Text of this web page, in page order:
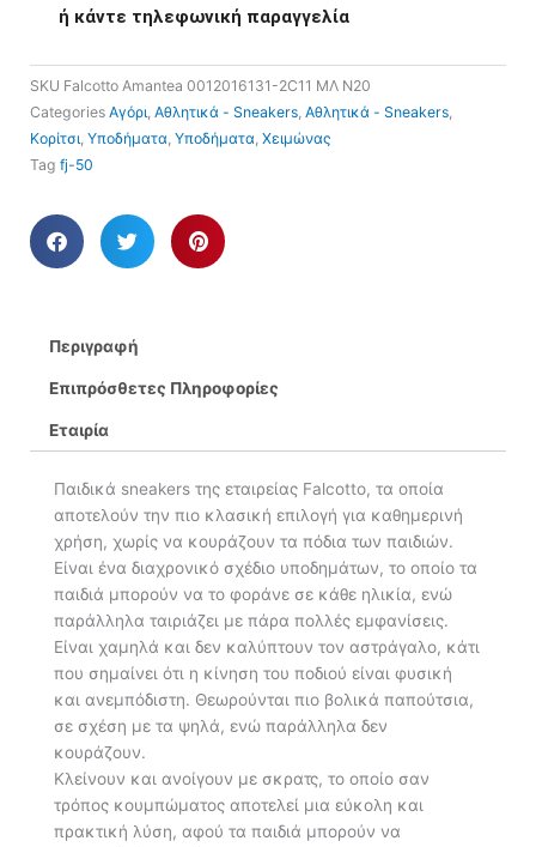
ή κάντε τηλεφωνική παραγγελία
SKU Falcotto Amantea 0012016131-2C11 ΜΛ Ν20
Categories Αγόρι, Αθλητικά - Sneakers, Αθλητικά - Sneakers,
Κορίτσι, Υποδήματα, Υποδήματα, Χειμώνας
Tag fj-50
Περιγραφή
Επιπρόσθετες Πληροφορίες
Εταιρία
Παιδικά sneakers της εταιρείας Falcotto, τα οποία
αποτελούν την πιο κλασική επιλογή για καθημερινή
χρήση, χωρίς να κουράζουν τα πόδια των παιδιών.
Είναι ένα διαχρονικό σχέδιο υποδημάτων, το οποίο τα
παιδιά μπορούν να το φοράνε σε κάθε ηλικία, ενώ
παράλληλα ταιριάζει με πάρα πολλές εμφανίσεις.
Είναι χαμηλά και δεν καλύπτουν τον αστράγαλο, κάτι
που σημαίνει ότι η κίνηση του ποδιού είναι φυσική
και ανεμπόδιστη. Θεωρούνται πιο βολικά παπούτσια,
σε σχέση με τα ψηλά, ενώ παράλληλα δεν
κουράζουν.
Κλείνουν και ανοίγουν με σκρατς, το οποίο σαν
τρόπος κουμπώματος αποτελεί μια εύκολη και
πρακτική λύση, αφού τα παιδιά μπορούν να